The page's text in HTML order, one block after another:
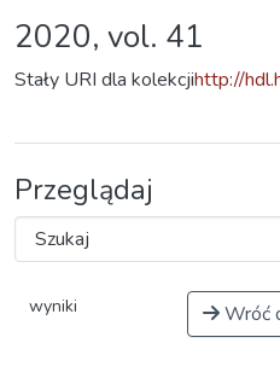
2020, vol. 41
Stały URI dla kolekcjihttp://
Przeglądaj
wyniki Wróć